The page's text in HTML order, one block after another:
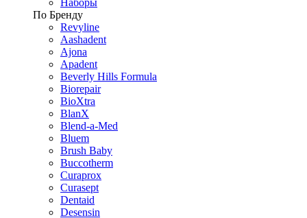
Наборы
По Бренду
Revyline
Aashadent
Ajona
Apadent
Beverly Hills Formula
Biorepair
BioXtra
BlanX
Blend-a-Med
Bluem
Brush Baby
Buccotherm
Curaprox
Curasept
Dentaid
Desensin